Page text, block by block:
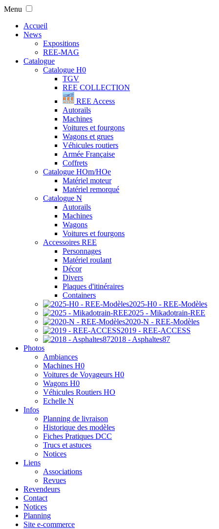
Menu
Accueil
News
Expositions
REE-MAG
Catalogue
Catalogue H0
TGV
REE COLLECTION
REE Access
Autorails
Machines
Voitures et fourgons
Wagons et grues
Véhicules routiers
Armée Française
Coffrets
Catalogue HOm/HOe
Matériel moteur
Matériel remorqué
Catalogue N
Autorails
Machines
Wagons
Voitures et fourgons
Accessoires REE
Personnages
Matériel roulant
Décor
Divers
Plaques d'itinéraires
Containers
2025-H0 - REE-Modèles
2025 - Mikadotrain-REE
2020-N - REE-Modèles
2019 - REE-ACCESS
2018 - Asphaltes87
Photos
Ambiances
Machines H0
Voitures de Voyageurs H0
Wagons H0
Véhicules Routiers HO
Echelle N
Infos
Planning de livraison
Historique des modèles
Fiches Pratiques DCC
Trucs et astuces
Notices
Liens
Associations
Revues
Revendeurs
Contact
Notices
Planning
Site e-commerce